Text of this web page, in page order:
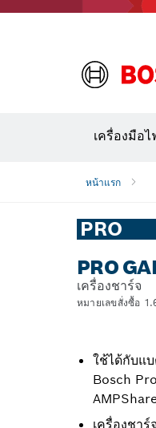
เครื่องมือ
หน้าแรก
PRO
PRO
เครื่องชาร์จ
หมายเลขสั่งซื้อ
ใช้ได้กับแ
Bosch
เครื่องชาร์